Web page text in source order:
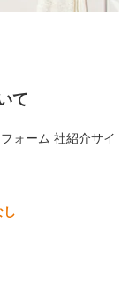
て
ォーム 社紹介サイ
し